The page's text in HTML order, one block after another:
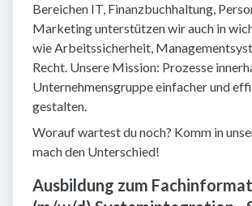
Bereichen IT, Finanzbuchhaltung,
Marketing unterstützen wir auch in
wie Arbeitssicherheit,
Recht. Unsere Mission: Prozesse
Unternehmensgruppe einfacher und
gestalten.
Worauf wartest du noch? Komm in
mach den Unterschied!
Ausbildung zum